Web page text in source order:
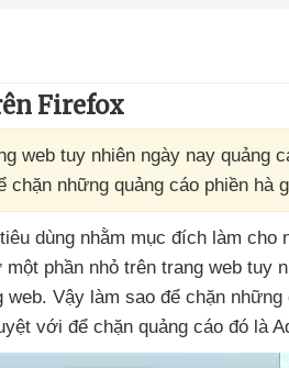
Firefox
web tuy nhiên ngày nay quảng
chặn những quảng cáo phiền hà
dùng nhằm mục đích làm cho
phần nhỏ trên trang web tuy
web. Vậy làm sao để chặn những
với để chặn quảng cáo đó là